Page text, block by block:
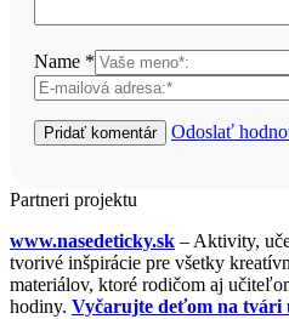
Name *
Odoslať
Partneri projektu
www.nasedeticky.sk – Aktivity,
tvorivé inšpirácie pre všetky
materiálov, ktoré rodičom aj
hodiny. Vyčarujte deťom na tvári